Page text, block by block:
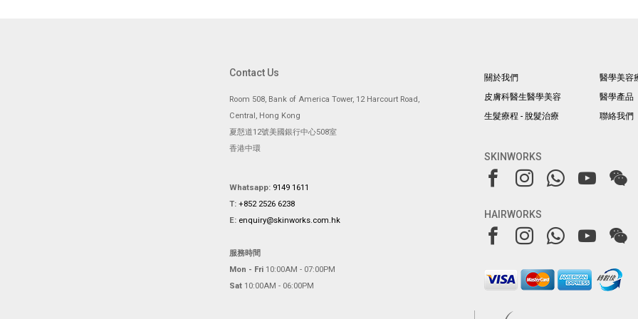
Contact Us
Room 508, Bank of America Tower, 12 Harcourt Road,
Central, Hong Kong
夏慤道12號美國銀行中心508室
香港中環
Whatsapp: 9149 1611
T: +852 2526 6238
E: enquiry@skinworks.com.hk
服務時間
Mon - Fri 10:00AM - 07:00PM
Sat 10:00AM - 06:00PM
關於我們
皮膚科醫生醫學美容
生髮療程 - 脫髮治療
醫學美容
醫學產品
聯絡我們
SKINWORKS
HAIRWORKS